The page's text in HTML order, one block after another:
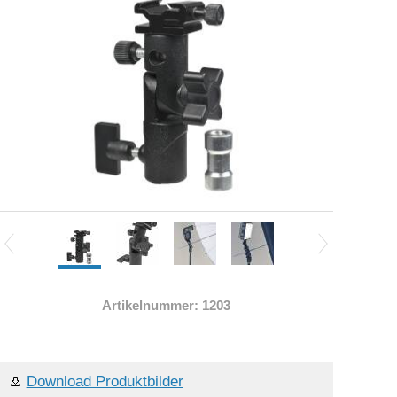
Artikelnummer: 1203
Download Produktbilder